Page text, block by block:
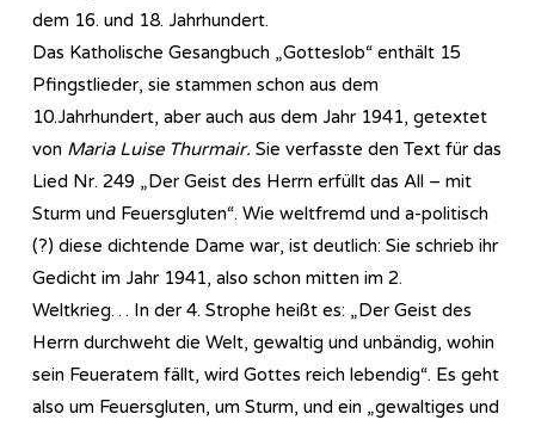
dem 16. und 18. Jahrhundert.
Das Katholische Gesangbuch „Gotteslob“ enthält 15
Pfingstlieder, sie stammen schon aus dem
10.Jahrhundert, aber auch aus dem Jahr 1941, getextet
von Maria Luise Thurmair. Sie verfasste den Text für das
Lied Nr. 249 „Der Geist des Herrn erfüllt das All – mit
Sturm und Feuersgluten“. Wie weltfremd und a-politisch
(?) diese dichtende Dame war, ist deutlich: Sie schrieb ihr
Gedicht im Jahr 1941, also schon mitten im 2.
Weltkrieg… In der 4. Strophe heißt es: „Der Geist des
Herrn durchweht die Welt, gewaltig und unbändig, wohin
sein Feueratem fällt, wird Gottes reich lebendig“. Es geht
also um Feuersgluten, um Sturm, und ein „gewaltiges und